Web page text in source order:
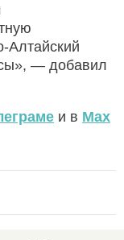
Алтайский
— добавил
и в Max